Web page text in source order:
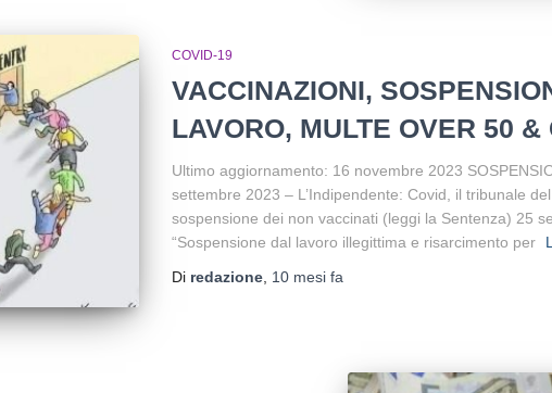
COVID-19
VACCINAZIONI,
LAVORO, MULTE OVER 50 &
Ultimo aggiornamento: 16 novembre 2023
settembre 2023 – L’Indipendente: Covid, il tribunale
sospensione dei non vaccinati (leggi la Sentenza) 25
“Sospensione dal lavoro illegittima e risarcimento per
Di redazione, 10 mesifa